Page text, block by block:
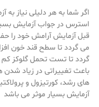
اگر شما به هر دلیلی نیاز به
استرس در جواب آزمایش
قبل آزمایش آرامش خود را
می گردد تا سطح قند خون
گردد تا تست تحمل گلوکز
باعث تغییراتی در زیاد
های رشد، کورتیزول و
آزمایش بسیار موثر می باشد